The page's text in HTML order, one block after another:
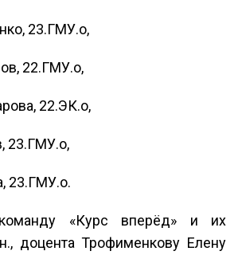
23.ГМУ.о,
22.ГМУ.о,
22.ЭК.о,
23.ГМУ.о,
23.ГМУ.о.
«Курс вперёд» и их
доцента Трофименкову Елену